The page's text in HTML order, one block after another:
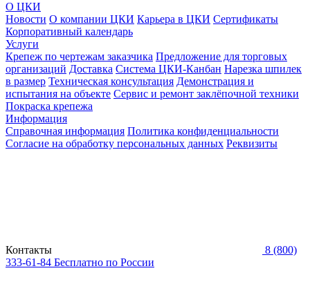
О ЦКИ
Новости О компании ЦКИ Карьера в ЦКИ Сертификаты
Корпоративный календарь
Услуги
Крепеж по чертежам заказчика Предложение для торговых
организаций Доставка Система ЦКИ-Канбан Нарезка шпилек
в размер Техническая консультация Демонстрация и
испытания на объекте Сервис и ремонт заклёпочной техники
Покраска крепежа
Информация
Справочная информация Политика конфиденциальности
Согласие на обработку персональных данных Реквизиты
Контакты
8 (800)
333-61-84 Бесплатно по России